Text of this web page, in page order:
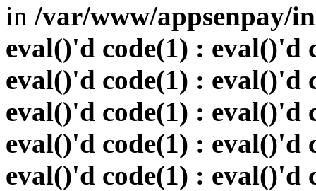
in /var/www/appsenpay/
eval()'d code(1) : eval()'d
eval()'d code(1) : eval()'d
eval()'d code(1) : eval()'d
eval()'d code(1) : eval()'d
eval()'d code(1) : eval()'d